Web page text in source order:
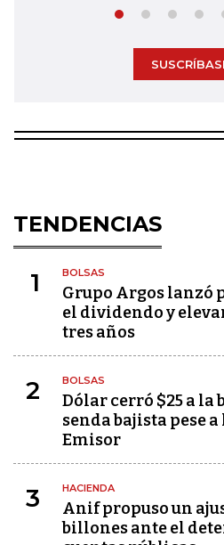
TENDENCIAS
1 BOLSAS
Grupo Argos lanzó
el dividendo y
tres años
2 BOLSAS
Dólar cerró $25 a la
senda bajista pese
Emisor
3 HACIENDA
Anif propuso un
billones ante el